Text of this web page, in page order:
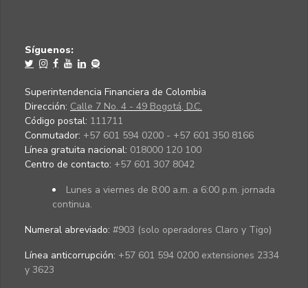
Síguenos:
Superintendencia Financiera de Colombia
Dirección: Calle 7 No. 4 - 49 Bogotá, D.C.
Código postal: 111711
Conmutador: +57 601 594 0200 - +57 601 350 8166
Línea gratuita nacional: 018000 120 100
Centro de contacto: +57 601 307 8042
Lunes a viernes de 8:00 a.m. a 6:00 p.m. jornada
continua.
Numeral abreviado: #903 (solo operadores Claro y Tigo)
Línea anticorrupción: +57 601 594 0200 extensiones 2334
y 3623